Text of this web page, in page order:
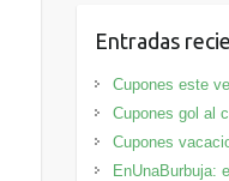
Entradas
Cupones este
Cupones gol al
Cupones
EnUnaBurbuja: